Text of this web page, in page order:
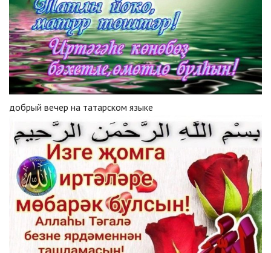
добрый вечер на татарском языке